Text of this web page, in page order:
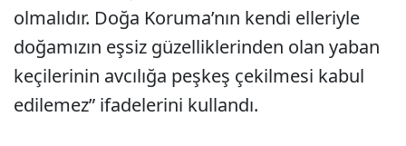
olmalıdır. Doğa Koruma’nın kendi elleriyle
doğamızın eşsiz güzelliklerinden olan yaban
keçilerinin avcılığa peşkeş çekilmesi kabul
edilemez” ifadelerini kullandı.